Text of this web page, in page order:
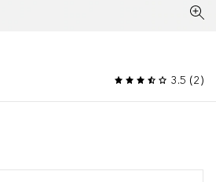
3.5 (2)